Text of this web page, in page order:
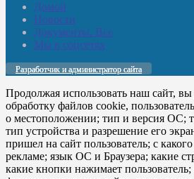
Домой
Новости
Документы. Все
Мы в соцсетях
Разработчик и администратор сайта
Продолжая использовать наш сайт, вы
обработку файлов cookie,
о местоположении; тип и версия ОС;
тип устройства и разрешение его
пришел на сайт пользователь; с
рекламе; язык ОС и Браузера; какие
какие кнопки нажимает пользователь;